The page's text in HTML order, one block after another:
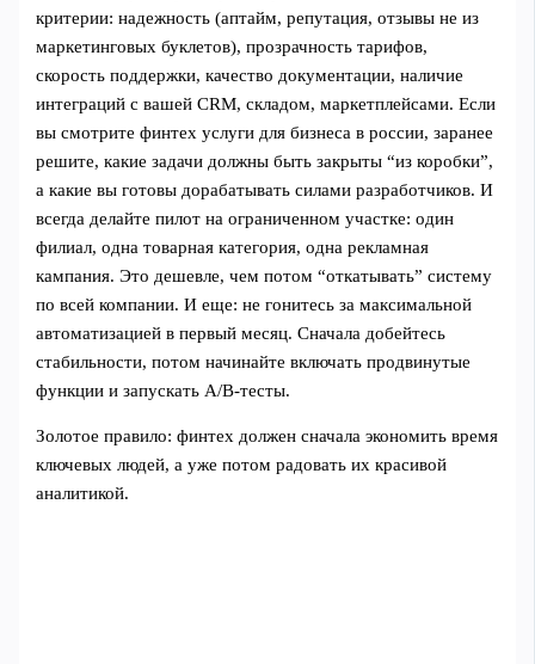
критерии: надежность (аптайм, репутация, отзывы не из
маркетинговых буклетов), прозрачность тарифов,
скорость поддержки, качество документации, наличие
интеграций с вашей CRM, складом, маркетплейсами. Если
вы смотрите финтех услуги для бизнеса в россии, заранее
решите, какие задачи должны быть закрыты “из коробки”,
а какие вы готовы дорабатывать силами разработчиков. И
всегда делайте пилот на ограниченном участке: один
филиал, одна товарная категория, одна рекламная
кампания. Это дешевле, чем потом “откатывать” систему
по всей компании. И еще: не гонитесь за максимальной
автоматизацией в первый месяц. Сначала добейтесь
стабильности, потом начинайте включать продвинутые
функции и запускать A/B‑тесты.
Золотое правило: финтех должен сначала экономить время
ключевых людей, а уже потом радовать их красивой
аналитикой.